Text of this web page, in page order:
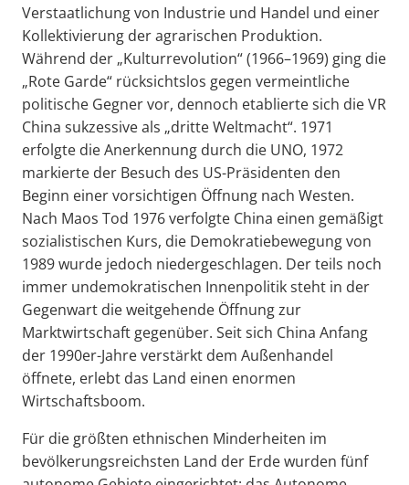
Verstaatlichung von Industrie und Handel und einer
Kollektivierung der agrarischen Produktion.
Während der „Kulturrevolution“ (1966–1969) ging die
„Rote Garde“ rücksichtslos gegen vermeintliche
politische Gegner vor, dennoch etablierte sich die VR
China sukzessive als „dritte Weltmacht“. 1971
erfolgte die Anerkennung durch die UNO, 1972
markierte der Besuch des US-Präsidenten den
Beginn einer vorsichtigen Öffnung nach Westen.
Nach Maos Tod 1976 verfolgte China einen gemäßigt
sozialistischen Kurs, die Demokratiebewegung von
1989 wurde jedoch niedergeschlagen. Der teils noch
immer undemokratischen Innenpolitik steht in der
Gegenwart die weitgehende Öffnung zur
Marktwirtschaft gegenüber. Seit sich China Anfang
der 1990er-Jahre verstärkt dem Außenhandel
öffnete, erlebt das Land einen enormen
Wirtschaftsboom.
Für die größten ethnischen Minderheiten im
bevölkerungsreichsten Land der Erde wurden fünf